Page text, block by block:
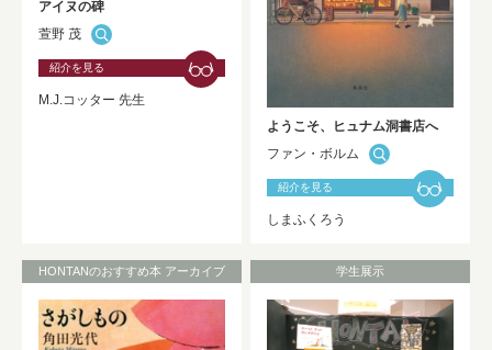
アイヌの碑
萱野 茂
紹介を見る
M.J.コッター 先生
ようこそ、ヒュナム洞書店へ
ファン・ボルム
紹介を見る
しまふくろう
HONTANのおすすめ本 アーカイブ 学生展示